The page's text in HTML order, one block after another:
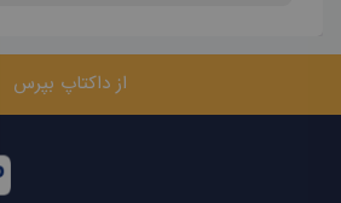
از داکتاپ بپرس